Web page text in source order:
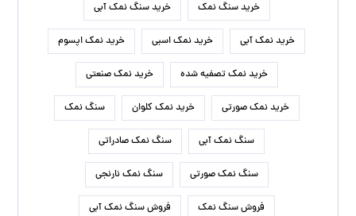
خرید سنگ نمک خرید سنگ نمک آبی
خرید نمک آبی خرید نمک اسبی خرید نمک اپسوم
خرید نمک تصفیه شده خرید نمک صنعتی
خرید نمک صورتی خرید نمک کلوان سنگ نمک
سنگ نمک آبی سنگ نمک صادراتی
سنگ نمک صورتی سنگ نمک نارنجی
فروش سنگ نمک فروش سنگ نمک آبی